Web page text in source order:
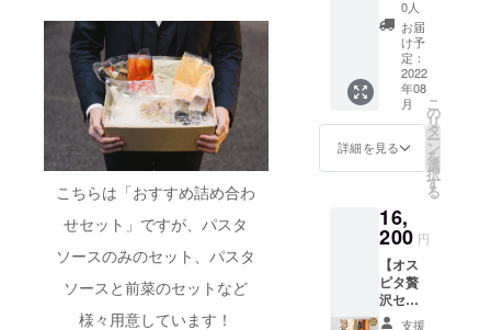
こちらは「おすすめ詰め合わ
せセット」ですが、パスタ
ソースのみのセット、パスタ
ソースと前菜のセットなど
様々用意しています！
てますので
自分達だけ
の空間を一
緒に作って
いく体験型
です。
方やコロナ
禍において
足を運べな
い方、ギフ
トを送りた
はあり
ます
が、
しっか
り2人前
楽しん
でいた
量は入
りま
みのお
値段で
す。
リア産
ミルク
フェッ
ド牛ト
リッパ
の柔ら
かトマ
（330g
×1PC）
有馬山
椒の
アーリ
オオー
リオ
（200g
×1PC）
ディン
グ限定
で特別
セット
をご提
供しま
す。
「完全
紹介制
かつ
「今後
の情報
が手に
入る」
LINE公
式アカ
が手に
入る」
LINE公
式アカ
ウント
に登録
ができ
ます。
■商品内
ソー
ス
(300g×
で人気
のある
前菜2種
類、パ
スタ
ソース3
種類、
メイン2
種類の
とLINE
カウン
ト登録
権で
す。 そ
の日の
気分に
合わせ
0人
お届
け予
定：
2022
年08
月
詳細を見る
こ
の
リ
タ
ー
ン
を
選
択
す
る
16,
200 円
【オス
ピタ贅
沢セッ
ト12種
支援